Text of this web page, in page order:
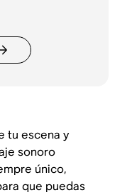
tu escena y
sonoro
único,
que puedas